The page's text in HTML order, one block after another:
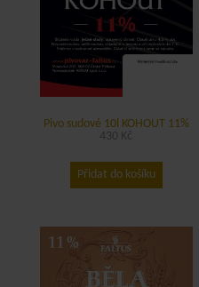
Pivo sudové 10l KOHOUT 11%
430 Kč
Přidat do košíku